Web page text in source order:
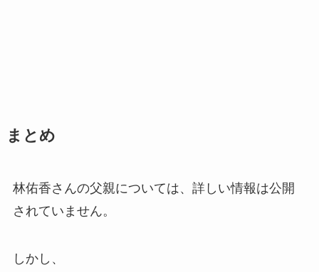
まとめ
林佑香さんの父親については、詳しい情報は公開
されていません。
しかし、